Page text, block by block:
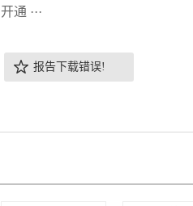
开通 ···
报告下载错误!